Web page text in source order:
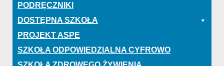
PODRĘCZNIKI
DOSTĘPNA SZKOŁA
PROJEKT ASPE
SZKOŁA ODPOWIEDZIALNA CYFROWO